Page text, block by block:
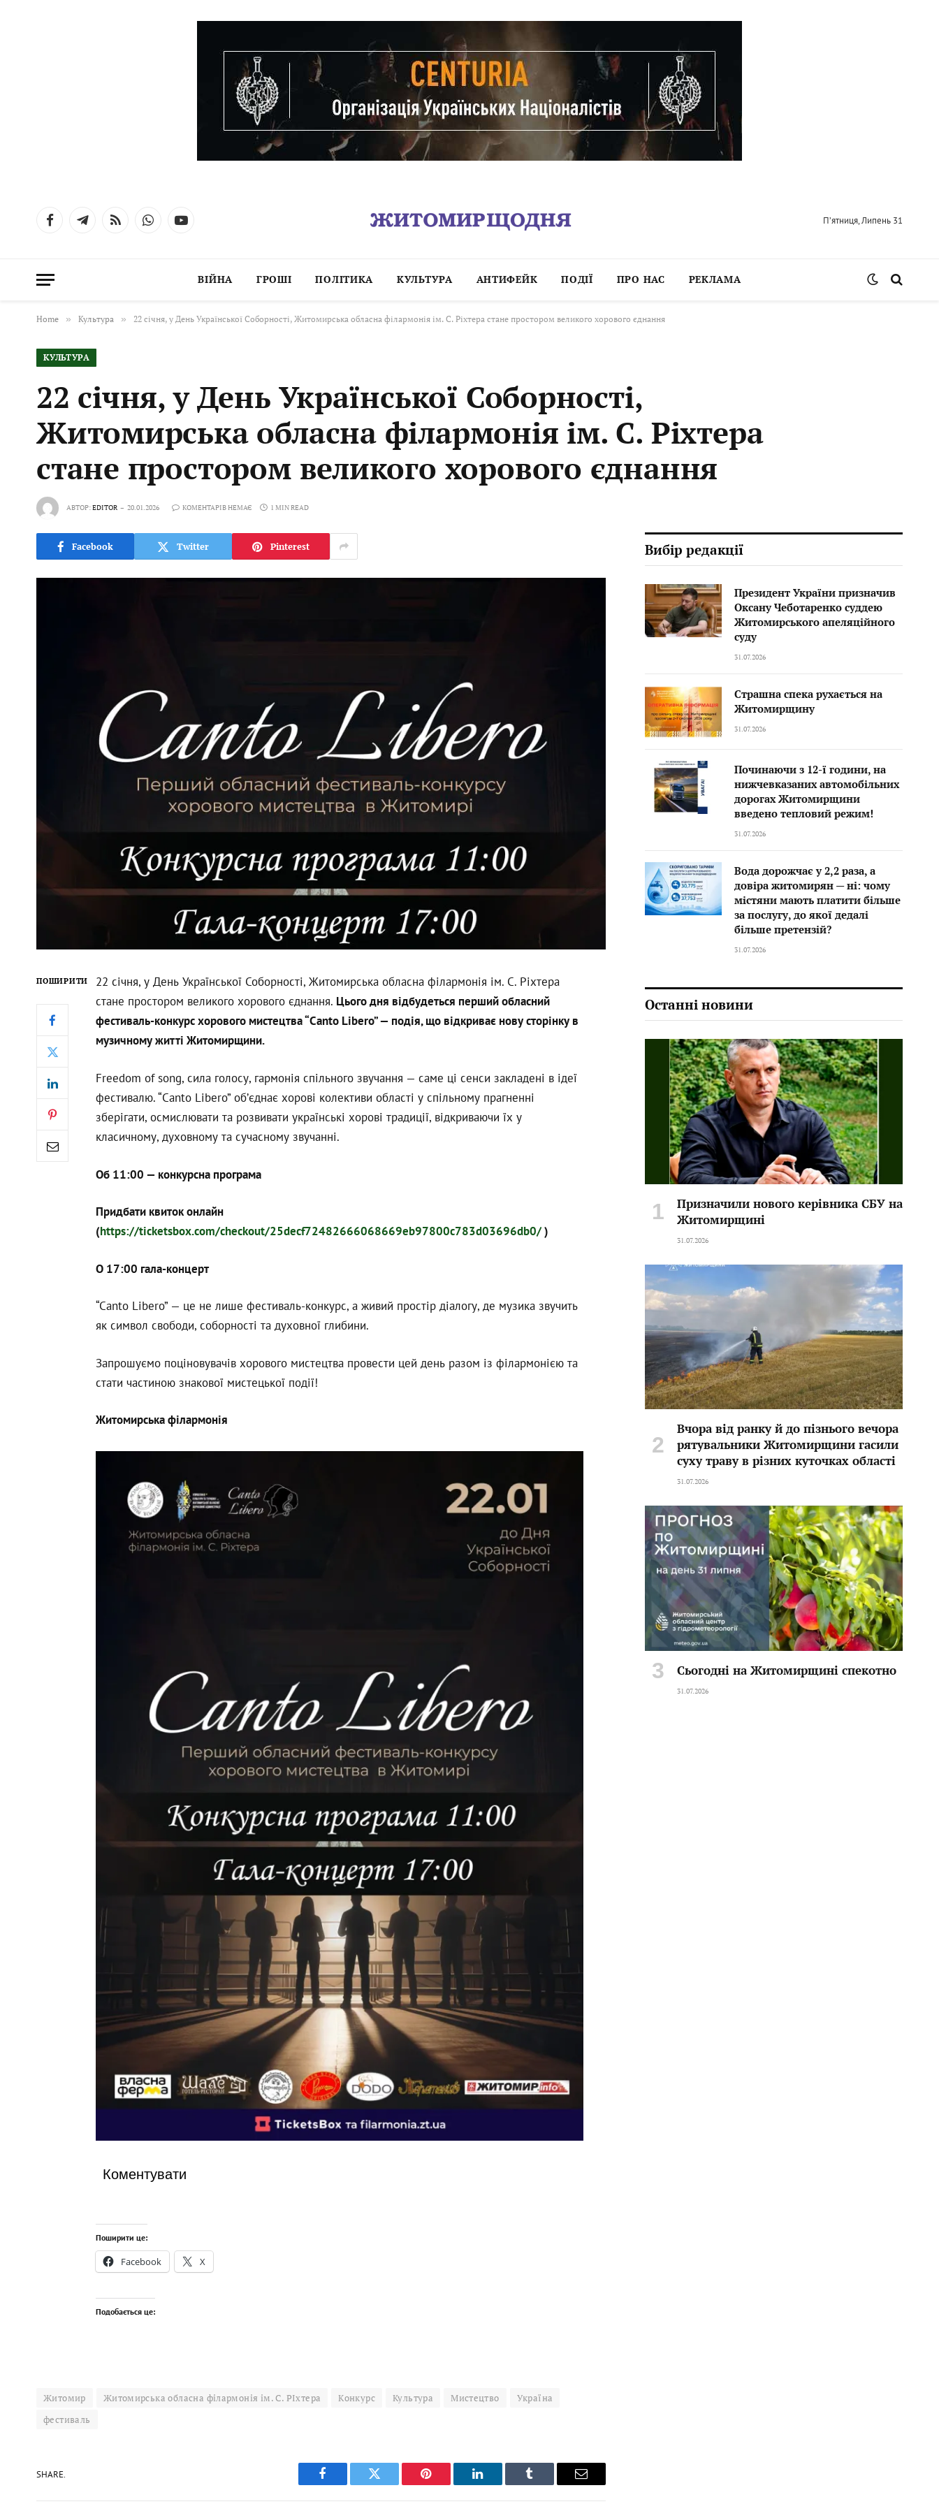
FacebookTelegramRSS WhatsAppYouTube П’ятниця, Липень 31
ВІЙНА ГРОШІ ПОЛІТИКА КУЛЬТУРА АНТИФЕЙК ПОДІЇ ПРО НАС РЕКЛАМА
Home » Культура » 22 січня, у День Української Соборності, Житомирська обласна філармонія ім. С. Ріхтера стане простором великого хорового єднання
КУЛЬТУРА
22 січня, у День Української Соборності,
Житомирська обласна філармонія ім. С. Ріхтера
стане простором великого хорового єднання
АВТОР:EDITOR 20.01.2026 КОМЕНТАРІВ НЕМАЄ 1 MIN READ
Facebook Twitter Pinterest
ПОШИРИТИ
22 січня, у День Української Соборності, Житомирська обласна філармонія ім. С. Ріхтера
стане простором великого хорового єднання. Цього дня відбудеться перший обласний
фестиваль-конкурс хорового мистецтва “CantoLibero” — подія, що відкриває нову сторінку в
музичному житті Житомирщини.
Freedom of song, сила голосу, гармонія спільного звучання — саме ці сенси закладені в ідеї
фестивалю. “Canto Libero” об’єднає хорові колективи області у спільному прагненні
зберігати, осмислювати та розвивати українські хорові традиції, відкриваючи їх у
класичному, духовному та сучасному звучанні.
Об 11:00 — конкурсна програма
Придбати квиток онлайн
(https://ticketsbox.com/checkout/25decf72482666068669eb97800c783d03696db0/)
О 17:00 гала-концерт
“Canto Libero” — це не лише фестиваль-конкурс, а живий простір діалогу, де музика звучить
як символ свободи, соборності та духовної глибини.
Запрошуємо поціновувачів хорового мистецтва провести цей день разом із філармонією та
стати частиною знакової мистецької події!
Житомирська філармонія
Коментувати
Поширити це:
Facebook X
Подобається це:
Житомир Житомирська обласна філармонія ім. С. РІхтера Конкурс Культура Мистецтво
Україна
фестиваль
SHARE.
Facebook Twitter Pinterest LinkedIn Tumblr Email
Вибір редакції
Президент України призначив
Оксану Чеботаренко суддею
Житомирського апеляційного
суду
31.07.2026
Страшна спека рухається на
Житомирщину
31.07.2026
Починаючи з 12-ї години, на
нижчевказаних автомобільних
дорогах Житомирщини
введено тепловий режим!
31.07.2026
Вода дорожчає у 2,2 раза, а
довіра житомирян — ні: чому
містяни мають платити більше
за послугу, до якої дедалі
більше претензій?
31.07.2026
Останні новини
Призначили нового керівника СБУ на
Житомирщині
31.07.2026
Вчора від ранку й до пізнього вечора
рятувальники Житомирщини гасили
суху траву в різних куточках області
31.07.2026
Сьогодні на Житомирщині спекотно
31.07.2026